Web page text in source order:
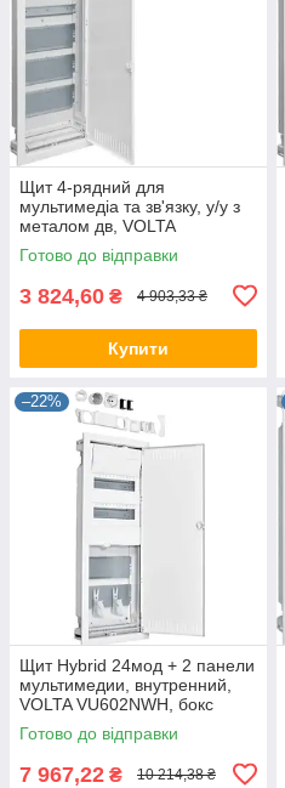
Щит 4-рядний для
мультимедіа та зв'язку, у/у з
металом дв, VOLTA
VU48NWB, бокс Хагер, шафа
розподільна
Готово до відправки
3 824,60 ₴ 4 903,33 ₴
Купити
–22%
Щит Hybrid 24мод + 2 панели
мультимедии, внутренний,
VOLTA VU602NWH, бокс
Хагер, шкаф Хагер
Готово до відправки
7 967,22 ₴ 10 214,38 ₴